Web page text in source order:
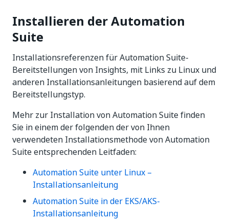
Installieren der Automation
Suite
Installationsreferenzen für Automation Suite-
Bereitstellungen von Insights, mit Links zu Linux und
anderen Installationsanleitungen basierend auf dem
Bereitstellungstyp.
Mehr zur Installation von Automation Suite finden
Sie in einem der folgenden der von Ihnen
verwendeten Installationsmethode von Automation
Suite entsprechenden Leitfaden:
Automation Suite unter Linux –
Installationsanleitung
Automation Suite in der EKS/AKS-
Installationsanleitung